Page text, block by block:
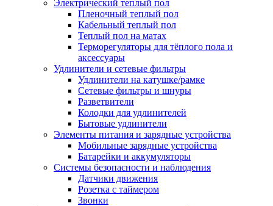
Электрический теплый пол
Пленочный теплый пол
Кабельный теплый пол
Теплый пол на матах
Терморегуляторы для тёплого пола и
аксессуары
Удлинители и сетевые фильтры
Удлинители на катушке/рамке
Сетевые фильтры и шнуры
Разветвители
Колодки для удлинителей
Бытовые удлинители
Элементы питания и зарядные устройства
Мобильные зарядные устройства
Батарейки и аккумуляторы
Системы безопасности и наблюдения
Датчики движения
Розетка с таймером
Звонки